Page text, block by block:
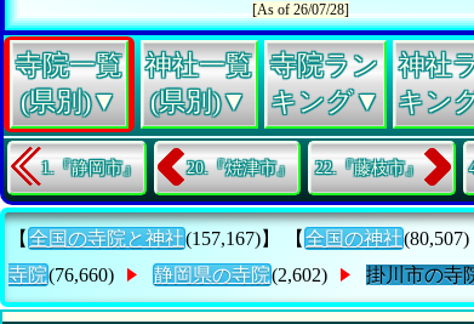
[As of 26/07/28]
寺院一覧
(県別)▼
神社一覧
(県別)▼
寺院ラン
キング▼
神社
キン
1.『静岡市』 20.『焼津市』 22.『藤枝市』
【 全国の寺院と神社(157,167)】 【 全国の神社(80,507)
寺院(76,660) 静岡県の寺院(2,602) 掛川市の寺